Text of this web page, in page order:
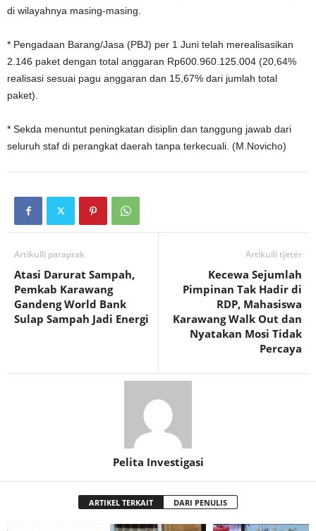
di wilayahnya masing-masing.
* Pengadaan Barang/Jasa (PBJ) per 1 Juni telah merealisasikan
2.146 paket dengan total anggaran Rp600.960.125.004 (20,64%
realisasi sesuai pagu anggaran dan 15,67% dari jumlah total
paket).
* Sekda menuntut peningkatan disiplin dan tanggung jawab dari
seluruh staf di perangkat daerah tanpa terkecuali. (M.Novicho)
Artikulli paraprak
Atasi Darurat Sampah,
Pemkab Karawang
Gandeng World Bank
Sulap Sampah Jadi Energi
Artikulli tjetër
Kecewa Sejumlah
Pimpinan Tak Hadir di
RDP, Mahasiswa
Karawang Walk Out dan
Nyatakan Mosi Tidak
Percaya
Pelita Investigasi
ARTIKEL TERKAIT DARI PENULIS